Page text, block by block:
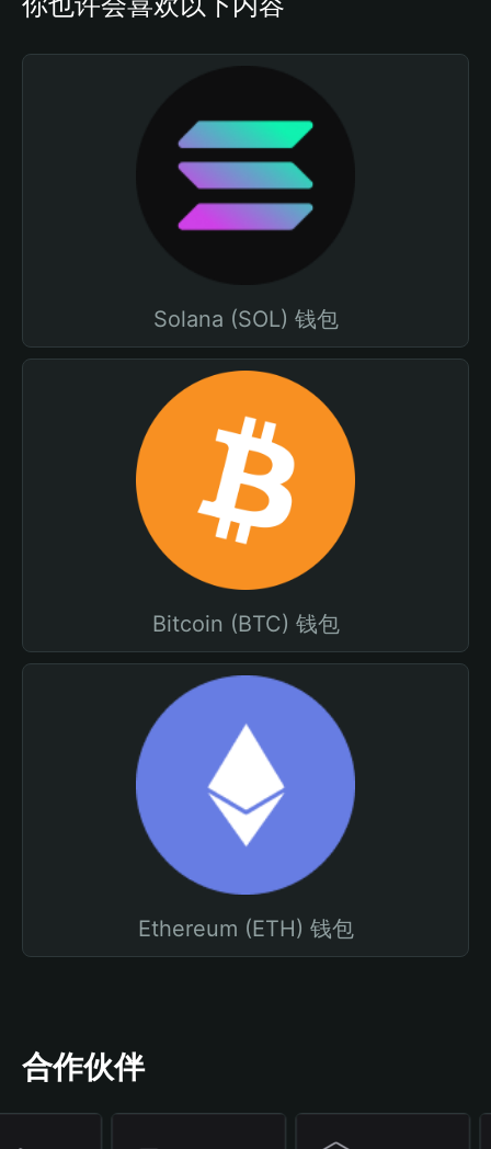
Solana (SOL) 钱包
Bitcoin (BTC) 钱包
Ethereum (ETH) 钱包
合作伙伴